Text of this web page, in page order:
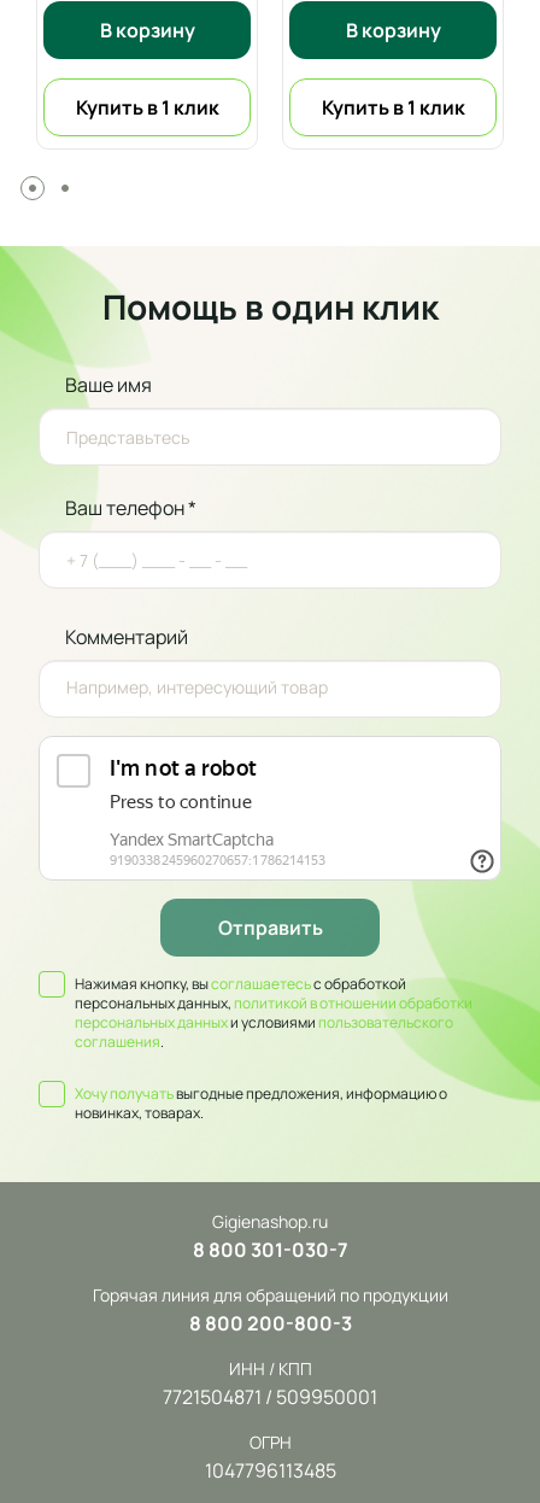
В корзину
Купить в 1 клик
В корзину
Купить в 1 клик
Помощь в один клик
Ваше имя
Ваш телефон *
Комментарий
Нажимая кнопку, высоглашаетесьс обработкой
персональных данных,политикой в отношении обработки
персональных данныхи условиямипользовательского
соглашения.
Хочу получатьвыгодные предложения, информацию о
новинках, товарах.
Gigienashop.ru
8 800 301-030-7
Горячая линия для обращений по продукции
8 800 200-800-3
ИНН / КПП
7721504871 / 509950001
ОГРН
1047796113485